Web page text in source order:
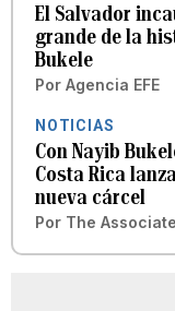
El Salvador
grande de la
Bukele
Por Agencia EFE
NOTICIAS
Con Nayib
Costa Rica
nueva cárcel
Por The